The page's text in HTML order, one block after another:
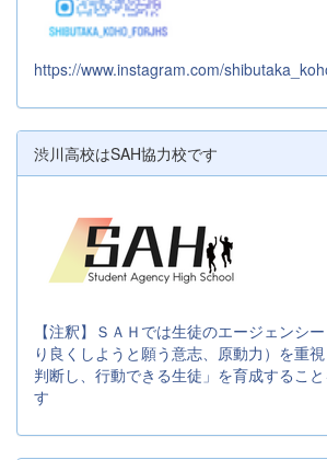
https://www.instagram.com/
渋川高校はSAH協力校です
【注釈】ＳＡＨでは生徒のエージェンシ
り良くしようと願う意志、原動力）を重視
判断し、行動できる生徒」を育成するこ
す